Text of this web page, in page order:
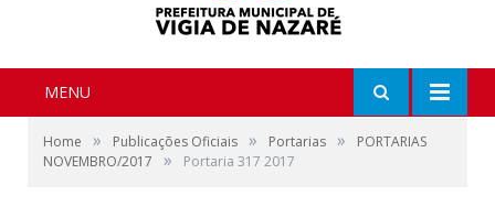
MENU
Home » Publicações Oficiais » Portarias »
PORTARIAS
NOVEMBRO/2017
» Portaria 317 2017